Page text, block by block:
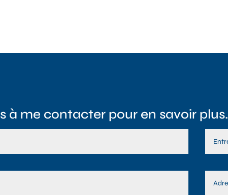
à me contacter pour en savoir plus.